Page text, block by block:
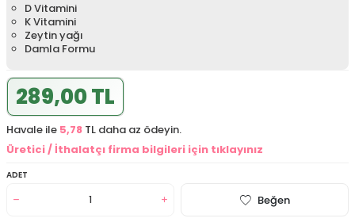
D Vitamini
K Vitamini
Zeytin yağı
Damla Formu
289,00 TL
Havale ile 5,78 TL daha az ödeyin.
Üretici / İthalatçı firma bilgileri için tıklayınız
ADET
Beğen